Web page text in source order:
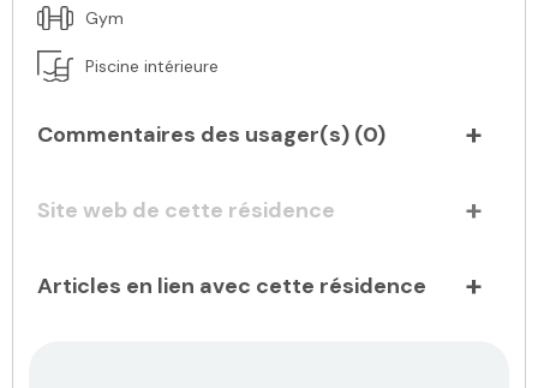
Gym
Piscine intérieure
Commentaires des usager(s) (0)
Site web de cette résidence
Articles en lien avec cette résidence